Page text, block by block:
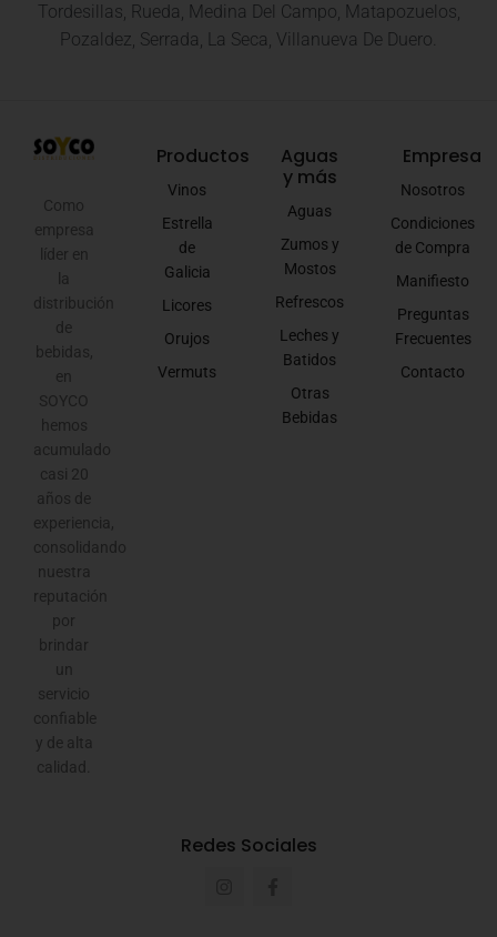
Tordesillas, Rueda, Medina Del Campo, Matapozuelos,
Pozaldez, Serrada, La Seca, Villanueva De Duero.
Como
empresa
líder en
la
distribución
de
bebidas,
en
SOYCO
hemos
acumulado
casi 20
años de
experiencia,
consolidando
nuestra
reputación
por
brindar
un
servicio
confiable
y de alta
calidad.
Productos
Vinos
Estrella
de
Galicia
Licores
Orujos
Vermuts
Aguas
y más
Aguas
Zumos y
Mostos
Refrescos
Leches y
Batidos
Otras
Bebidas
Empresa
Nosotros
Condiciones
de Compra
Manifiesto
Preguntas
Frecuentes
Contacto
Redes Sociales